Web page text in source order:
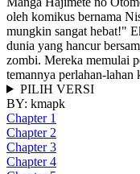
oleh komikus bernama
mungkin sangat hebat!"
dunia yang hancur
zombi. Mereka memulai
temannya perlahan-lahan
PILIH VERSI
BY: kmapk
Chapter 1
Chapter 2
Chapter 3
Chapter 4